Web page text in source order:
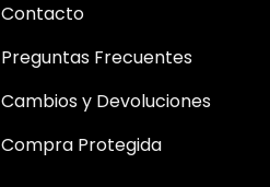
Contacto
Preguntas Frecuentes
Cambios y Devoluciones
Compra Protegida